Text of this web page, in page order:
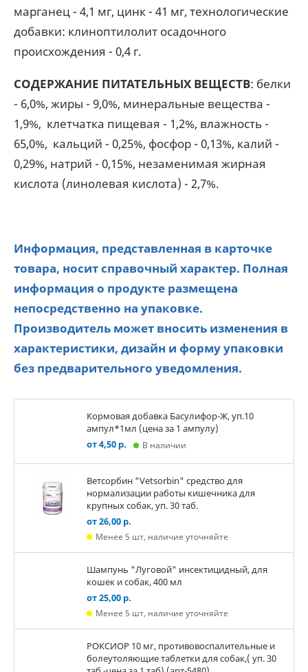
марганец - 4,1 мг, цинк - 41 мг, технологические
добавки: клиноптилолит осадочного
происхождения - 0,4 г.
СОДЕРЖАНИЕ ПИТАТЕЛЬНЫХ ВЕЩЕСТВ: белки
- 6,0%, жиры - 9,0%, минеральные вещества -
1,9%, клетчатка пищевая - 1,2%, влажность -
65,0%, кальций - 0,25%, фосфор - 0,13%, калий -
0,29%, натрий - 0,15%, незаменимая жирная
кислота (линолевая кислота) - 2,7%.
Информация, представленная в карточке
товара, носит справочный характер. Полная
информация о продукте размещена
непосредственно на упаковке.
Производитель может вносить изменения в
характеристики, дизайн и форму упаковки
без предварительного уведомления.
Кормовая добавка Басулифор-Ж, уп.10
ампул*1мл (цена за 1 ампулу)
от 4,50 р.
В наличии
Ветсорбин "Vetsorbin" средство для
нормализации работы кишечника для
крупных собак, уп. 30 таб.
от 26,00 р.
Менее 5 шт, наличие уточняйте
Шампунь "Луговой" инсектицидный, для
кошек и собак, 400 мл
от 25,00 р.
Менее 5 шт, наличие уточняйте
РОКСИОР 10 мг, противовоспалительные и
болеутоляющие таблетки для собак,( уп. 30